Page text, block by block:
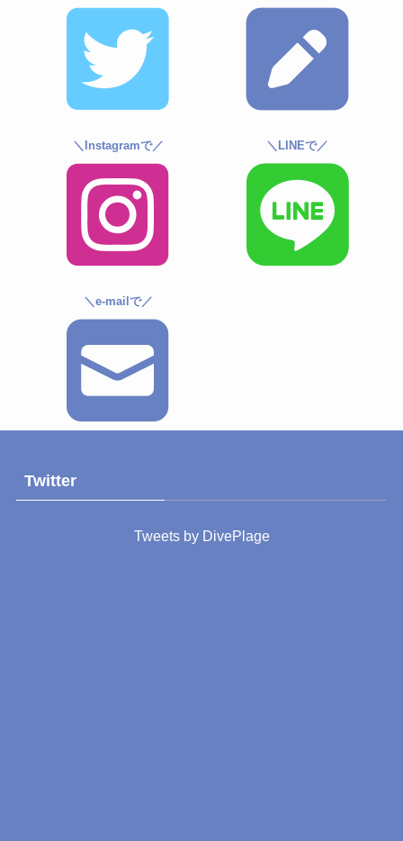
＼Instagramで／ ＼LINEで／
＼e-mailで／
Twitter
Tweets by DivePlage